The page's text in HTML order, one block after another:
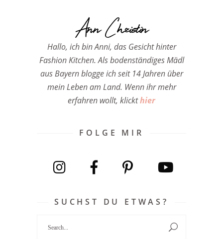
Ann Christin
Hallo, ich bin Anni, das Gesicht hinter
Fashion Kitchen. Als bodenständiges Mädl
aus Bayern blogge ich seit 14 Jahren über
mein Leben am Land. Wenn ihr mehr
erfahren wollt, klickthier
FOLGE MIR
SUCHST DU ETWAS?